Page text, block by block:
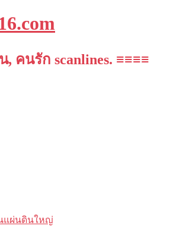
คนรัก scanlines. ≡≡≡≡
แผ่นดินใหญ่